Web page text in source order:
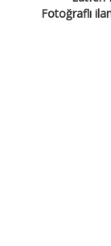
Fotoğraflı